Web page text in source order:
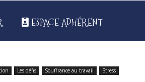
ESPACE ADHÉRENT
Les défis Souffrance au travail Stress